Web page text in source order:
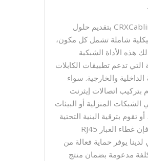
تلتزم CRXCabling بتقديم حلول
شاملة تشمل كل مكون،
هذه الأداة الشبكية
التي تدعم تطبيقات الكابلات
الداخلية والخارجية. سواء
بتركيب اتصالات إيثرنت
الشبكات المنزلية أو البيئات
أو تقوم بترقية البنية التحتية
الحالية، فإن غطاء الغبار RJ45
يوفر حماية فعالة من
مدعومة بضمان منتج